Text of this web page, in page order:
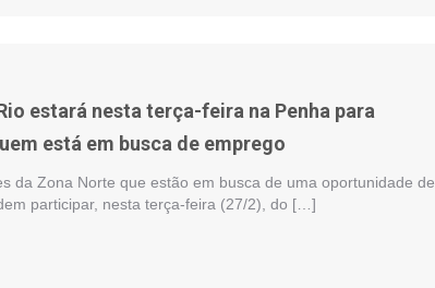
estará nesta terça-feira na Penha para
está em busca de emprego
da Zona Norte que estão em busca de uma oportunidade de
participar, nesta terça-feira (27/2), do […]